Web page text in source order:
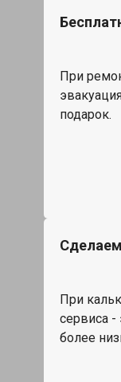
При
подарок.
При
сервиса -
более